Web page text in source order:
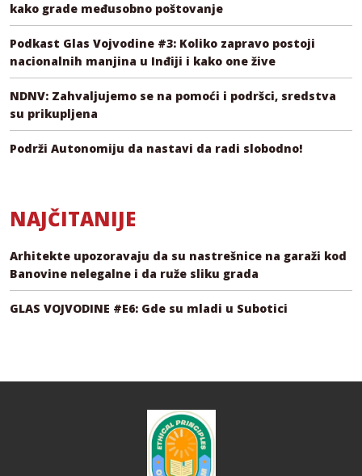
kako grade međusobno poštovanje
Podkast Glas Vojvodine #3: Koliko zapravo postoji
nacionalnih manjina u Inđiji i kako one žive
NDNV: Zahvaljujemo se na pomoći i podršci, sredstva
su prikupljena
Podrži Autonomiju da nastavi da radi slobodno!
NAJČITANIJE
Arhitekte upozoravaju da su nastrešnice na garaži kod
Banovine nelegalne i da ruže sliku grada
GLAS VOJVODINE #E6: Gde su mladi u Subotici